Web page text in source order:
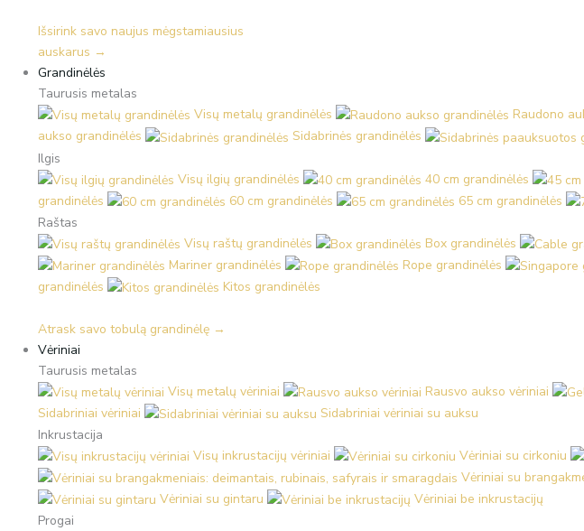
Išsirink savo naujus mėgstamiausius
auskarus →
Grandinėlės
Taurusis metalas
Visų metalų grandinėlės
Raudono
aukso grandinėlės
Sidabrinės grandinėlės
Ilgis
Visų ilgių grandinėlės
40 cm grandinėlės
grandinėlės
60 cm grandinėlės 65 cm grandinėlės
Raštas
Visų raštų grandinėlės
Box grandinėlės
Mariner grandinėlės
Rope grandinėlės
grandinėlės
Kitos grandinėlės
Atrask savo tobulą grandinėlę →
Vėriniai
Taurusis metalas
Visų metalų vėriniai
Rausvo aukso vėriniai
Sidabriniai vėriniai
Sidabriniai vėriniai su auksu
Inkrustacija
Visų inkrustacijų vėriniai
Vėriniai su cirkoniu
Vėriniai su
Vėriniai su gintaru
Vėriniai be inkrustacijų
Progai